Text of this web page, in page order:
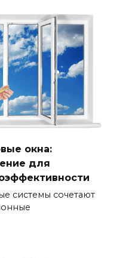
окна:
для
системы сочетают